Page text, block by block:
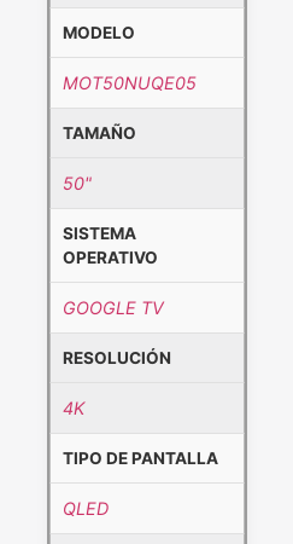
MODELO
MOT50NUQE05
TAMAÑO
50"
SISTEMA
OPERATIVO
GOOGLE TV
RESOLUCIÓN
4K
TIPO DE PANTALLA
QLED